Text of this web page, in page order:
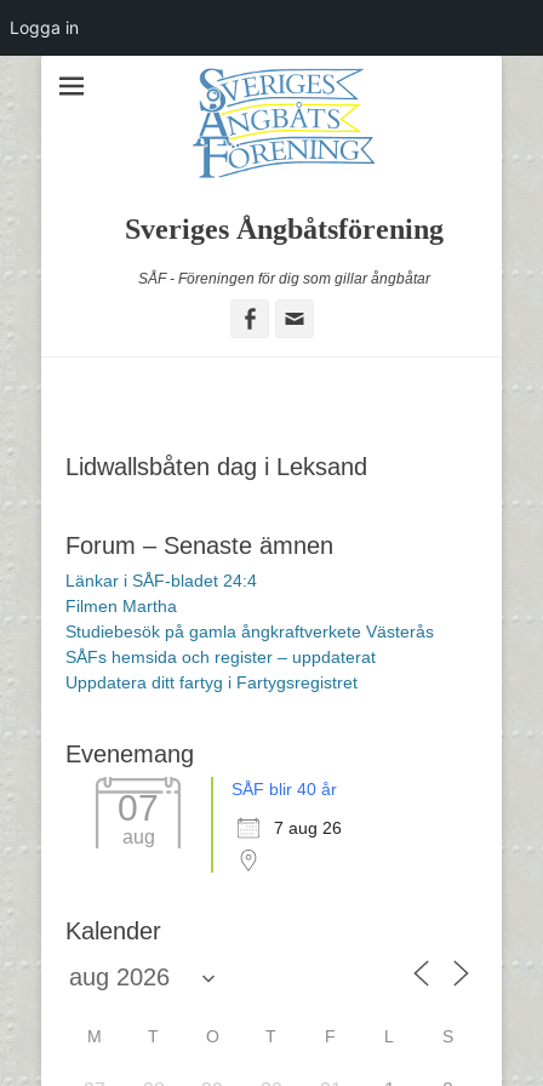
Sveriges Ångbåtsförening
SÅF - Föreningen för dig som gillar ångbåtar
Facebook
Lidwallsbåten dag i Leksand
Forum – Senaste ämnen
Länkar i SÅF-bladet 24:4
Filmen Martha
Studiebesök på gamla ångkraftverkete Västerås
SÅFs hemsida och register – uppdaterat
Uppdatera ditt fartyg i Fartygsregistret
Evenemang
07
aug
SÅF blir 40 år
7 aug 26
Kalender
M T O T F L S
Logga in